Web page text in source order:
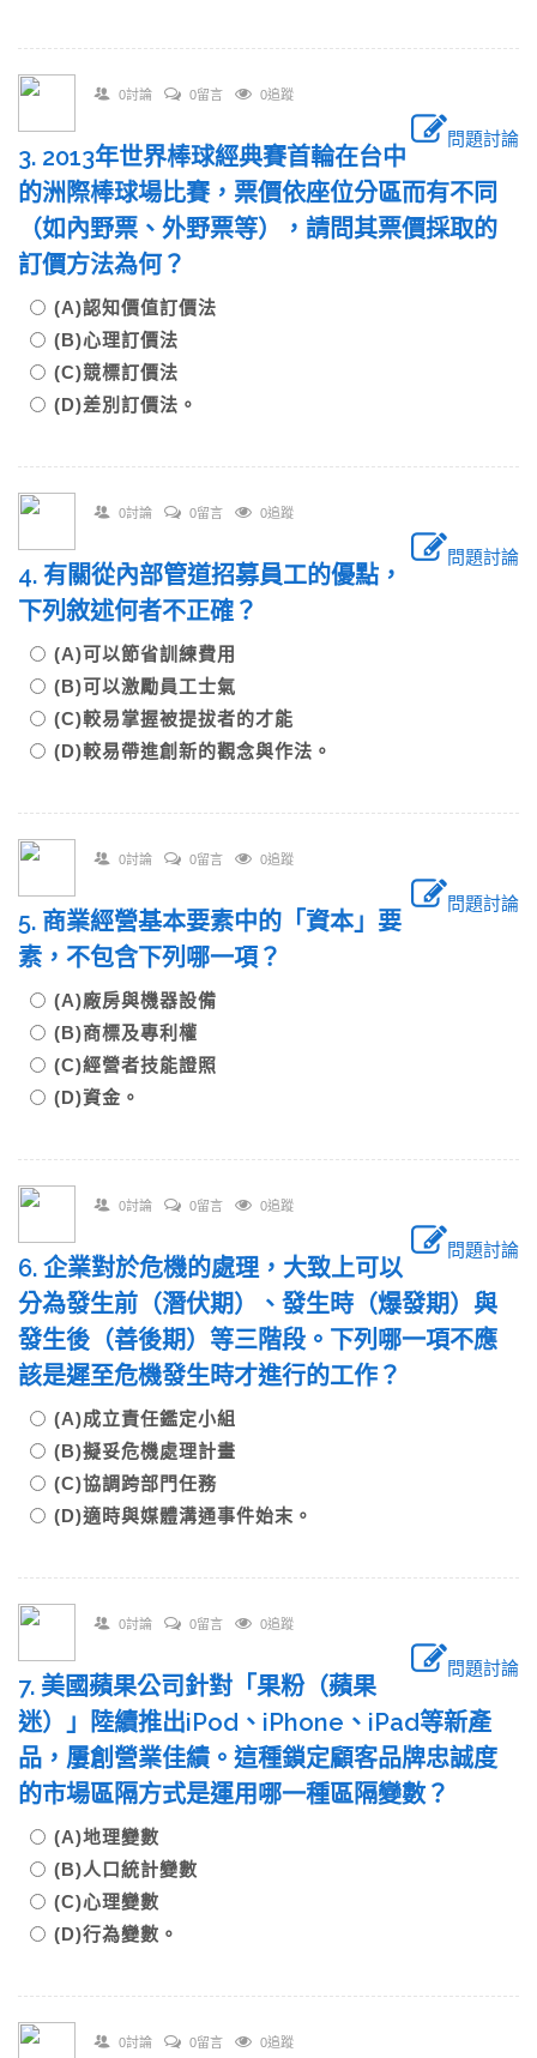
0討論 0留言 0追蹤
問題討論
3. 2013年世界棒球經典賽首輪在台中
的洲際棒球場比賽，票價依座位分區而有不同
（如內野票、外野票等），請問其票價採取的
訂價方法為何？
(A)認知價值訂價法
(B)心理訂價法
(C)競標訂價法
(D)差別訂價法。
0討論 0留言 0追蹤
問題討論
4. 有關從內部管道招募員工的優點，
下列敘述何者不正確？
(A)可以節省訓練費用
(B)可以激勵員工士氣
(C)較易掌握被提拔者的才能
(D)較易帶進創新的觀念與作法。
0討論 0留言 0追蹤
問題討論
5. 商業經營基本要素中的「資本」要
素，不包含下列哪一項？
(A)廠房與機器設備
(B)商標及專利權
(C)經營者技能證照
(D)資金。
0討論 0留言 0追蹤
問題討論
6. 企業對於危機的處理，大致上可以
分為發生前（潛伏期）、發生時（爆發期）與
發生後（善後期）等三階段。下列哪一項不應
該是遲至危機發生時才進行的工作？
(A)成立責任鑑定小組
(B)擬妥危機處理計畫
(C)協調跨部門任務
(D)適時與媒體溝通事件始末。
0討論 0留言 0追蹤
問題討論
7. 美國蘋果公司針對「果粉（蘋果
迷）」陸續推出iPod、iPhone、iPad等新產
品，屢創營業佳績。這種鎖定顧客品牌忠誠度
的市場區隔方式是運用哪一種區隔變數？
(A)地理變數
(B)人口統計變數
(C)心理變數
(D)行為變數。
0討論 0留言 0追蹤